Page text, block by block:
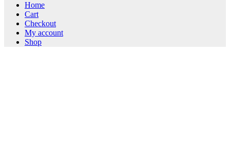
Home
Cart
Checkout
My account
Shop